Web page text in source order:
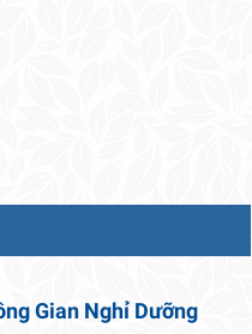
Gian Nghỉ Dưỡng